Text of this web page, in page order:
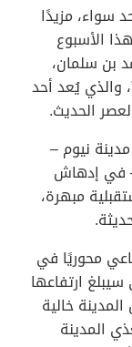
مزيدًا
الأسبوع
بن سلمان،
والذي يُعد أحد
الحديث.
عام 2017، تستمر مدينة نيوم –
– في إدهاش
مبهرة،
محوريًا في
ارتفاعها
المدينة خالية
المدينة